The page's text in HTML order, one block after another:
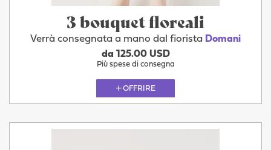
3 bouquet floreali
Verrà consegnata a mano dal fiorista Domani
da 125.00 USD
Più spese di consegna
OFFRIRE